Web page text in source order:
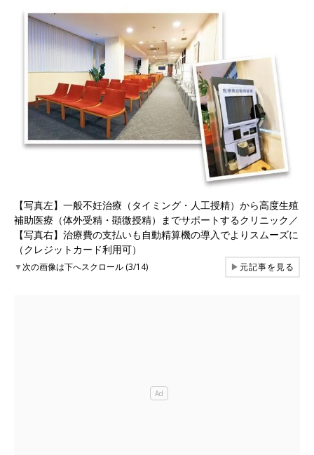
【写真左】一般不妊治療（タイミング・人工授精）から高度生殖
補助医療（体外受精・顕微授精）までサポートするクリニック／
【写真右】治療費の支払いも自動精算機の導入でよりスムーズに
（クレジットカード利用可）
▼次の画像は下へスクロール (3/14) ▶元記事を見る